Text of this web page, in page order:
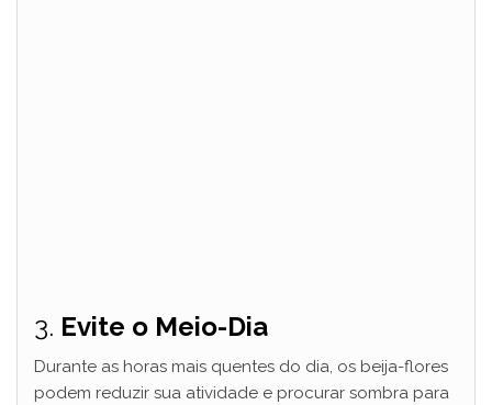
3. Evite o Meio-Dia
Durante as horas mais quentes do dia, os beija-flores
podem reduzir sua atividade e procurar sombra para